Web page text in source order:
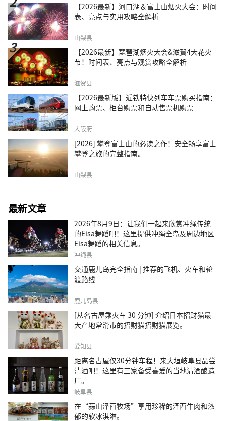
【2026最新】河口湖＆富士山烟火大会：时间
表、亮点与实用攻略全解析
山梨县
【2026最新】琵琶湖烟火大会&滋賀4大花火
节！时间表、亮点与观赏攻略全解析
滋贺县
【2026最新版】近铁特快列车车票购买指南：
网上购票、柜台购票和自动售票机购票
大阪府
[2026] 攀登富士山的必读之作！安全畅享富士
攀登之旅的完整指南。
山梨县
最新文章
2026年8月9日：让我们一起来欣赏冲绳传统
的Eisa舞蹈吧！这里提供冲绳全岛及周边地区
Eisa舞蹈的相关信息。
冲绳县
交通鹿儿岛完全指南 | 推荐的飞机、火车和轮
渡路线
鹿儿岛县
[从名古屋乘火车 30 分钟] 介绍日本招财猫最
大产地常滑市的招财猫招财猫展览。
爱知县
距离名古屋仅30分钟车程！来大垣岐阜县品尝
清酒吧！这里有三家备受喜爱的当地清酒酿造
厂。
岐阜县
在“蒜山泽西牧场”享用珍稀的泽西牛肉和浓
郁的软冰淇淋。